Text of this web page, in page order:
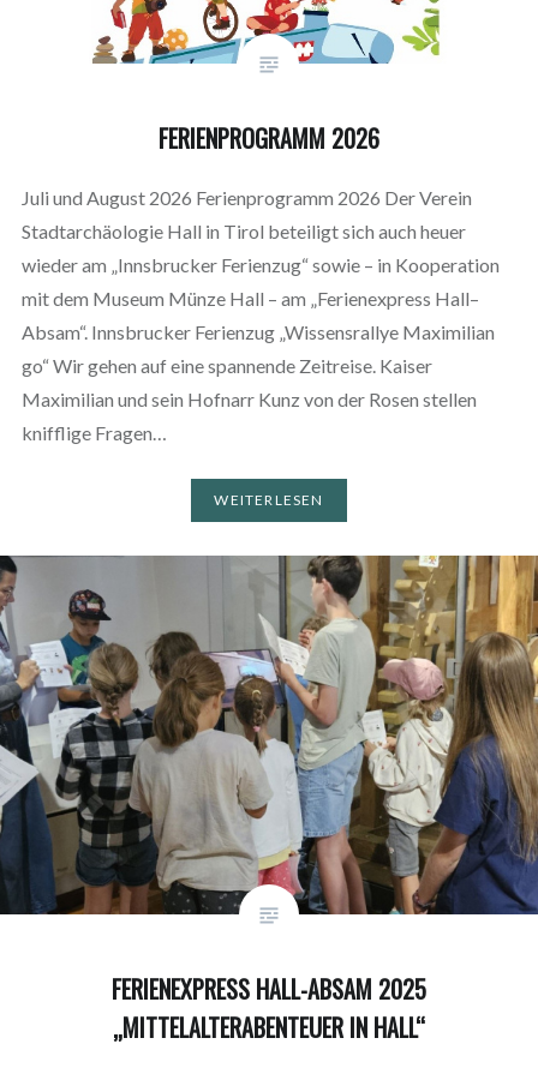
FERIENPROGRAMM 2026
Juli und August 2026 Ferienprogramm 2026 Der Verein
Stadtarchäologie Hall in Tirol beteiligt sich auch heuer
wieder am „Innsbrucker Ferienzug“ sowie – in Kooperation
mit dem Museum Münze Hall – am „Ferienexpress Hall–
Absam“. Innsbrucker Ferienzug „Wissensrallye Maximilian
go“ Wir gehen auf eine spannende Zeitreise. Kaiser
Maximilian und sein Hofnarr Kunz von der Rosen stellen
knifflige Fragen…
WEITERLESEN
FERIENEXPRESS HALL-ABSAM 2025
„MITTELALTERABENTEUER IN HALL“